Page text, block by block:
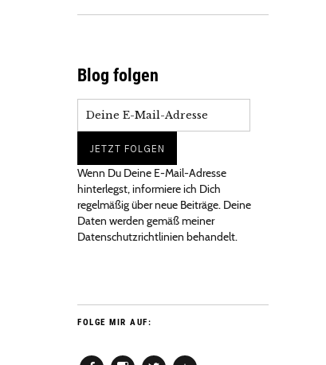
Blog folgen
Wenn Du Deine E-Mail-Adresse
hinterlegst, informiere ich Dich
regelmäßig über neue Beiträge. Deine
Daten werden gemäß meiner
Datenschutzrichtlinien behandelt.
FOLGE MIR AUF: